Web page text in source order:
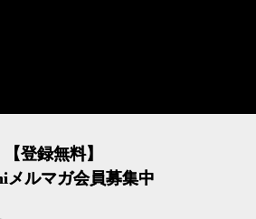
【登録無料】
メルマガ会員募集中